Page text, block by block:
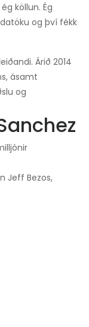
köllun. Ég
og því fékk
Árið 2014
ásamt
og
Jeff Bezos,